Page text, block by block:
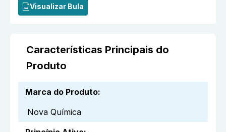
Visualizar Bula
Características Principais do
Produto
Marca do Produto:
Nova Química